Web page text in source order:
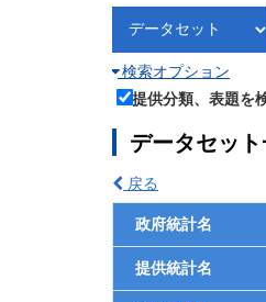
検索オプション
提供分類、表題を
データセッ
戻る
政府統計名
提供統計名